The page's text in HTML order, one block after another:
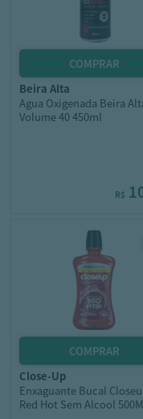
beira alta
Agua Oxigenada Beira
Volume 40 450ml
R$
close-up
Enxaguante Bucal
Red Hot Sem Alcool